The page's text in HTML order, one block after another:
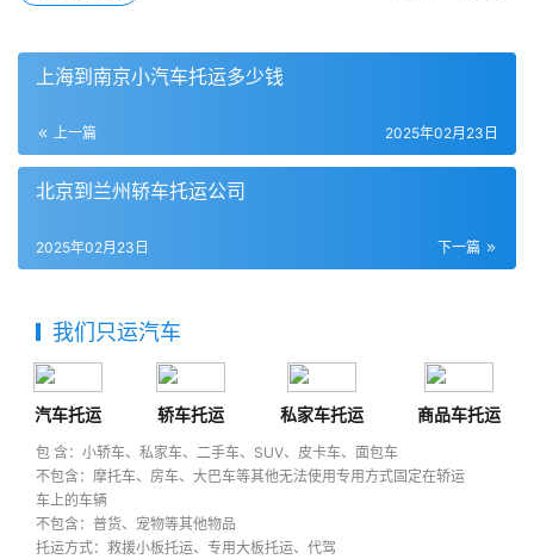
上海到南京小汽车托运多少钱
上一篇 2025年02月23日
北京到兰州轿车托运公司
下一篇
2025年02月23日
我们只运汽车
汽车托运 轿车托运 私家车托运 商品车托运
包 含：小轿车、私家车、二手车、SUV、皮卡车、面包车
不包含：摩托车、房车、大巴车等其他无法使用专用方式固定在轿运
车上的车辆
不包含：普货、宠物等其他物品
托运方式：救援小板托运、专用大板托运、代驾